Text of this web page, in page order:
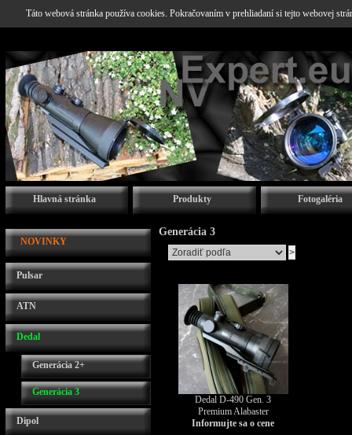
Táto webová stránka používa cookies. Pokračovaním v prehliadaní si tejto webovej
Hlavná stránka Produkty Fotogaléria
NOVINKY
Pulsar
ATN
Dedal
Generácia 2+
Generácia 3
Dipol
Generácia 3
Dedal D-490 Gen. 3
Premium Alabaster
Informujte sa o cene